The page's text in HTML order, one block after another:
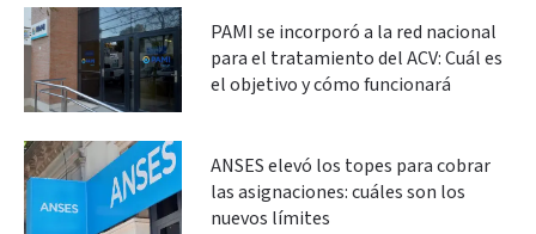
PAMI se incorporó a la red nacional
para el tratamiento del ACV: Cuál es
el objetivo y cómo funcionará
ANSES elevó los topes para cobrar
las asignaciones: cuáles son los
nuevos límites